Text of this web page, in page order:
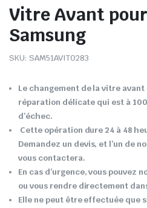
Vitre Avant
Samsung
SKU: SAM51AVIT0283
Le changement de la vitre
réparation délicate qui est à
d’échec.
Cette opération dure 24 à 48
Demandez un devis, et l’un de
vous contactera.
En cas d’urgence, vous pouvez
ou vous rendre directement
Elle ne peut être effectuée que